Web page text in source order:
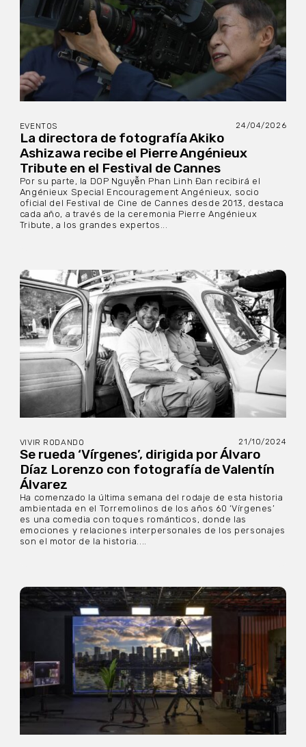
EVENTOS 24/04/2026
La directora de fotografía Akiko
Ashizawa recibe el Pierre Angénieux
Tribute en el Festival de Cannes
Por su parte, la DOP Nguyễn Phan Linh Đan recibirá el
Angénieux Special Encouragement Angénieux, socio
oficial del Festival de Cine de Cannes desde 2013, destaca
cada año, a través de la ceremonia Pierre Angénieux
Tribute, a los grandes expertos...
VIVIR RODANDO 21/10/2024
Se rueda ‘Vírgenes’, dirigida por Álvaro
Díaz Lorenzo con fotografía de Valentín
Álvarez
Ha comenzado la última semana del rodaje de esta historia
ambientada en el Torremolinos de los años 60 ‘Vírgenes’
es una comedia con toques románticos, donde las
emociones y relaciones interpersonales de los personajes
son el motor de la historia....